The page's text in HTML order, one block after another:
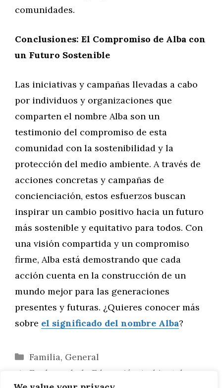
comunidades.
Conclusiones: El Compromiso de Alba con
un Futuro Sostenible
Las iniciativas y campañas llevadas a cabo
por individuos y organizaciones que
comparten el nombre Alba son un
testimonio del compromiso de esta
comunidad con la sostenibilidad y la
protección del medio ambiente. A través de
acciones concretas y campañas de
concienciación, estos esfuerzos buscan
inspirar un cambio positivo hacia un futuro
más sostenible y equitativo para todos. Con
una visión compartida y un compromiso
firme, Alba está demostrando que cada
acción cuenta en la construcción de un
mundo mejor para las generaciones
presentes y futuras. ¿Quieres conocer más
sobre el significado del nombre Alba?
Categorías
Familia, General
Explorando la Educación Ambiental: